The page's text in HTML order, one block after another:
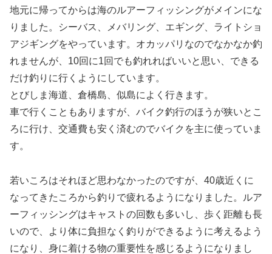
地元に帰ってからは海のルアーフィッシングがメインにな
りました。シーバス、メバリング、エギング、ライトショ
アジギングをやっています。オカッパリなのでなかなか釣
れませんが、10回に1回でも釣れればいいと思い、できる
だけ釣りに行くようにしています。
とびしま海道、倉橋島、似島によく行きます。
車で行くこともありますが、バイク釣行のほうが狭いとこ
ろに行け、交通費も安く済むのでバイクを主に使っていま
す。
若いころはそれほど思わなかったのですが、40歳近くに
なってきたころから釣りで疲れるようになりました。ルア
ーフィッシングはキャストの回数も多いし、歩く距離も長
いので、より体に負担なく釣りができるように考えるよう
になり、身に着ける物の重要性を感じるようになりまし